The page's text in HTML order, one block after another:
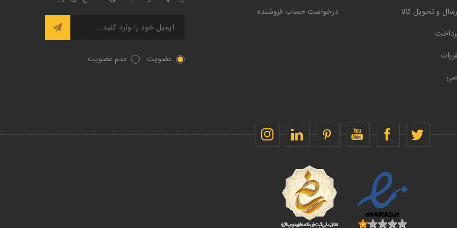
و تحویل کالا
درخواست حساب فروشنده
عضویت عدم عضویت